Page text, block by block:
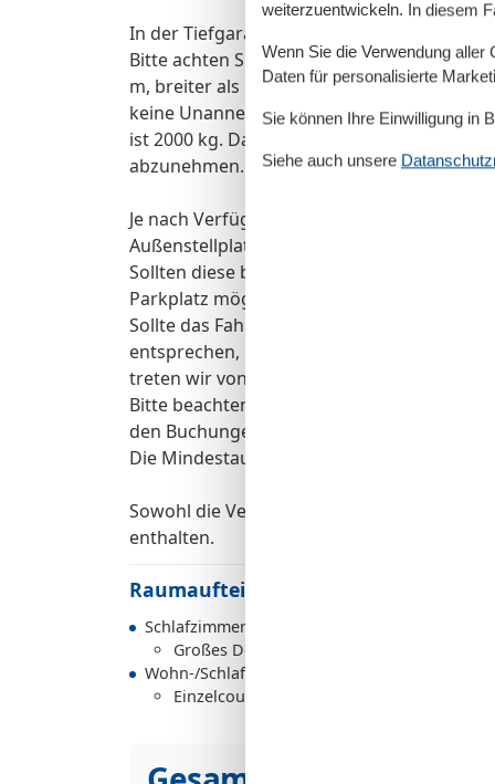
In der Tiefgarage steht Ihnen der
Bitte achten Sie darauf, dass Ihr Auto nicht
m, breiter als 1,90 m und die Höhe von
keine Unannehmlichkeiten gibt.
ist 2000 kg. Dachboxen,
abzunehmen.
Je nach Verfügbarkeit kann in
Außenstellplatz organisiert werden.
Sollten diese bereits belegt sein, wäre nur
Parkplatz möglich.
Sollte das Fahrzeug bei der Anreise den
entsprechen,
treten wir von der Zusage des
Bitte beachten Sie, dass es in der
den Buchungen einen Mindestzeitraum
Die Mindestaufenthaltsdauer über den
Sowohl die Verbrauchskosten als auch
enthalten.
Raumaufteilung
Schlafzimmer
Großes Doppelbett - Size: 181-210 cm
Wohn-/Schlafzimmer
Einzelcouch - variable size
weiterzuentwickeln. In diesem
Wenn Sie die Verwendung
Daten für personalisierte
Sie können Ihre Einwilligung in
Siehe auch unsere